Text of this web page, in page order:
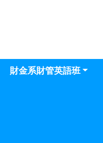
財金系財管英語班